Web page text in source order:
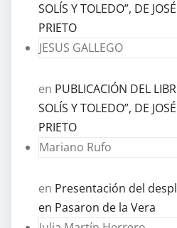
SOLÍS Y TOLEDO”, DE
PRIETO
JESUS GALLEGO
en PUBLICACIÓN DEL
SOLÍS Y TOLEDO”, DE
PRIETO
Mariano Rufo
en Presentación del
en Pasaron de la Vera